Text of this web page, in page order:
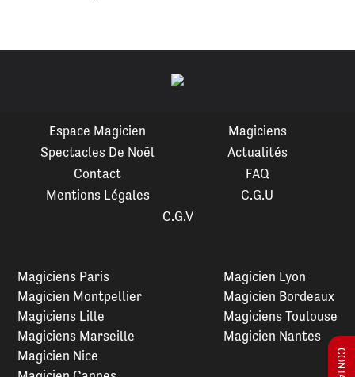
Espace Magicien
Magiciens
Spectacles De Noël
Actualités
Contact
FAQ
Mentions Légales
C.G.U
C.G.V
Magiciens Paris
Magicien Montpellier
Magiciens Lille
Magiciens Marseille
Magicien Lyon
Magicien Bordeaux
Magiciens Toulouse
Magicien Nantes
Magicien Nice